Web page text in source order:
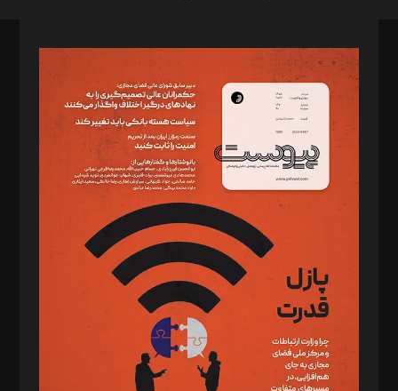
مدیر مسئول: محمدباقر اثنی‌عشری
سردبیر: مهرک محمودی
دبیر تحریریه: میثم قاسمی
د‌بیر ناداستان: سمانه سمیع
د‌بیر خدمت و تجارت: ابوالفضل رجبی
د‌بیر حقوق فناوری: حسام‌الدین ایپکچی
د‌بیر پیوست جهان: مینا پاکدل
د‌بیر تحریریه آنلاین: بابک نقاش
تحریریه‌: مجتبی محمود‌ی، آرش برهمند، یسنا امان‌پور، سروش کرمیان،
مصطفی مسجدی آرانی، ابوالفضل رجبی، زهرا فکرانه، فائزه فتحی
رستمی،مصطفی باستان
ویرایش: نگار استاد‌‌آقا
طراح یونیفرم: مجید توکلی
فیلمبرداری و عکاسی: امیر شفیعی، مانی لطفی زاده